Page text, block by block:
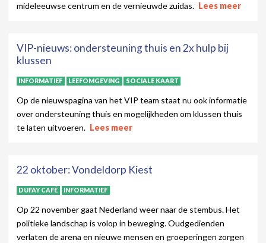
mideleeuwse centrum en de vernieuwde zuidas. Lees meer
VIP-nieuws: ondersteuning thuis en 2x hulp bij
klussen
INFORMATIEF LEEFOMGEVING SOCIALE KAART
Op de nieuwspagina van het VIP team staat nu ook informatie
over ondersteuning thuis en mogelijkheden om klussen thuis
te laten uitvoeren. Lees meer
22 oktober: Vondeldorp Kiest
DUFAY CAFÉ INFORMATIEF
Op 22 november gaat Nederland weer naar de stembus. Het
politieke landschap is volop in beweging. Oudgedienden
verlaten de arena en nieuwe mensen en groeperingen zorgen